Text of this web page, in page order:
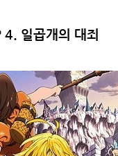
4. 일곱개의 대죄